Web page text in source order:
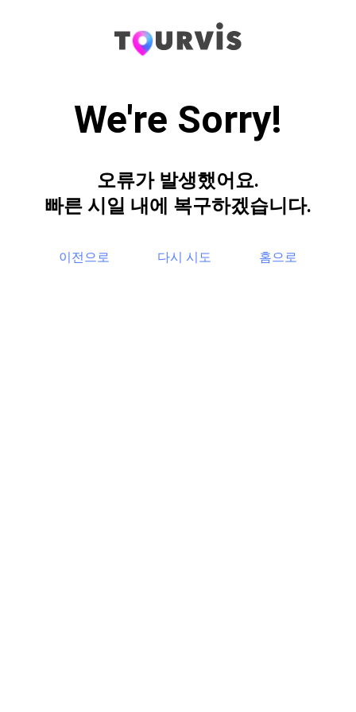
We're Sorry!
오류가 발생했어요.
빠른 시일 내에 복구하겠습니다.
이전으로 다시 시도 홈으로